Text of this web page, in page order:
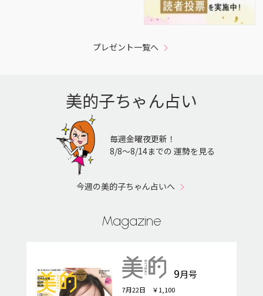
プレゼント一覧へ
美的子ちゃん占い
毎週金曜夜更新！
8/8〜8/14までの 運勢を見る
今週の美的子ちゃん占いへ
Magazine
9月号
7月22日 ￥1,100